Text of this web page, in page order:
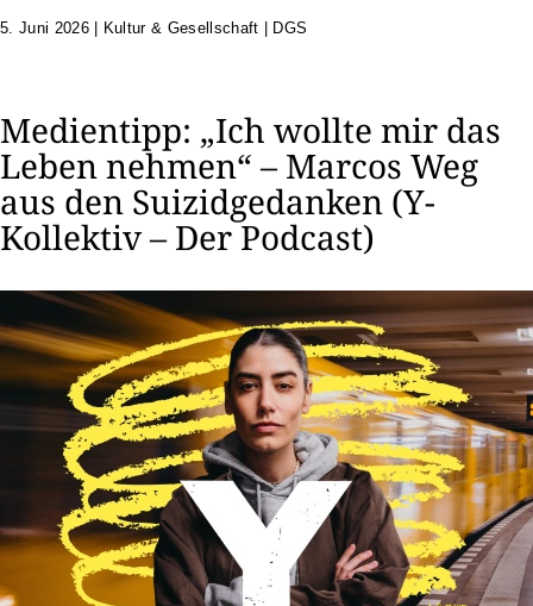
5. Juni 2026| Kultur & Gesellschaft | DGS
Medientipp: „Ich wollte mir das
Leben nehmen“ – Marcos Weg
aus den Suizidgedanken (Y-
Kollektiv – Der Podcast)